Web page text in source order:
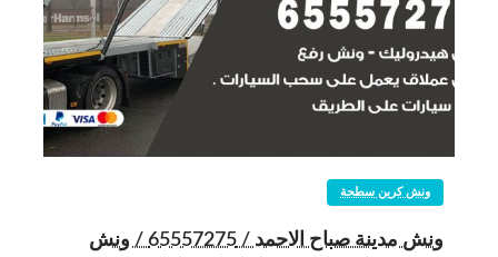
ونش كرين سطحة
ونش مدينة صباح الاحمد / 65557275 / ونش